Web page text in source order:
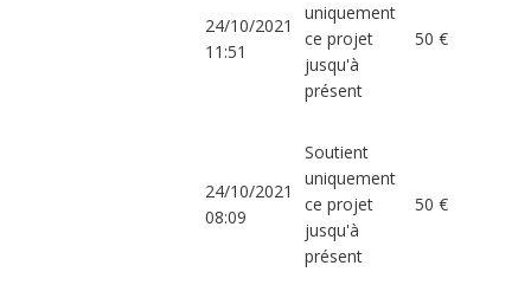
24/10/2021
11:51
uniquement
ce projet
jusqu'à
présent
50 €
24/10/2021
08:09
Soutient
uniquement
ce projet
jusqu'à
présent
50 €